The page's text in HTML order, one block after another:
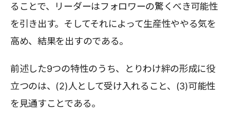
ることで、リーダーはフォロワーの驚くべき可能性
を引き出す。そしてそれによって生産性ややる気を
高め、結果を出すのである。
前述した9つの特性のうち、とりわけ絆の形成に役
立つのは、(2)人として受け入れること、(3)可能性
を見通すことである。